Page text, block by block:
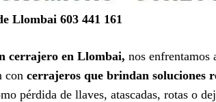
Llombai 603 441 161
cerrajero en Llombai, nos
con cerrajeros que brindan soluciones
pérdida de llaves, atascadas, rotas o